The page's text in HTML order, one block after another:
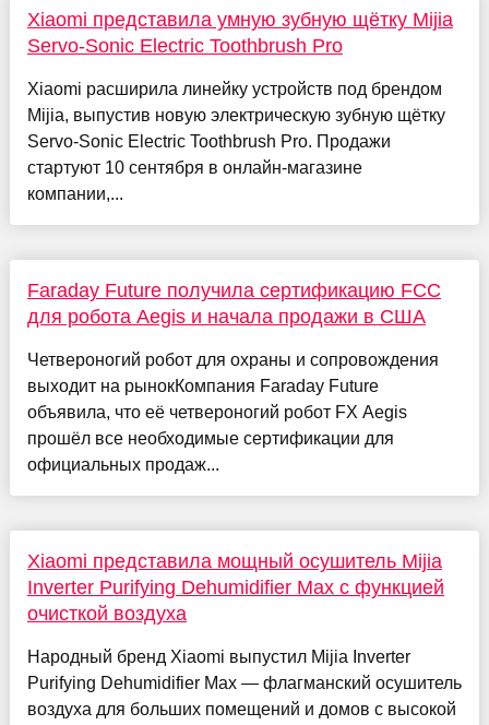
Xiaomi представила умную зубную щётку Mijia
Servo-Sonic Electric Toothbrush Pro
Xiaomi расширила линейку устройств под брендом
Mijia, выпустив новую электрическую зубную щётку
Servo-Sonic Electric Toothbrush Pro. Продажи
стартуют 10 сентября в онлайн-магазине
компании,...
Faraday Future получила сертификацию FCC
для робота Aegis и начала продажи в США
Четвероногий робот для охраны и сопровождения
выходит на рынокКомпания Faraday Future
объявила, что её четвероногий робот FX Aegis
прошёл все необходимые сертификации для
официальных продаж...
Xiaomi представила мощный осушитель Mijia
Inverter Purifying Dehumidifier Max с функцией
очисткой воздуха
Народный бренд Xiaomi выпустил Mijia Inverter
Purifying Dehumidifier Max — флагманский осушитель
воздуха для больших помещений и домов с высокой